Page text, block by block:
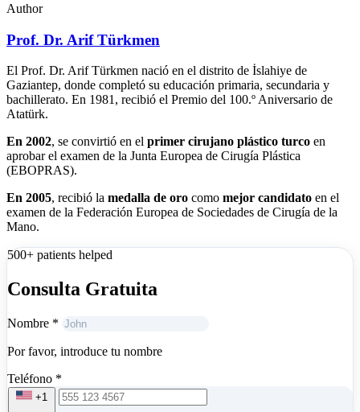
Author
Prof. Dr. Arif Türkmen
El Prof. Dr. Arif Türkmen nació en el distrito de İslahiye de
Gaziantep, donde completó su educación primaria, secundaria y
bachillerato. En 1981, recibió el Premio del 100.º Aniversario de
Atatürk.
En 2002, se convirtió en el primer cirujano plástico turco en
aprobar el examen de la Junta Europea de Cirugía Plástica
(EBOPRAS).
En 2005, recibió la medalla de oro como mejor candidato en el
examen de la Federación Europea de Sociedades de Cirugía de la
Mano.
500+ patients helped
Consulta Gratuita
Nombre *
Por favor, introduce tu nombre
Teléfono *
+1